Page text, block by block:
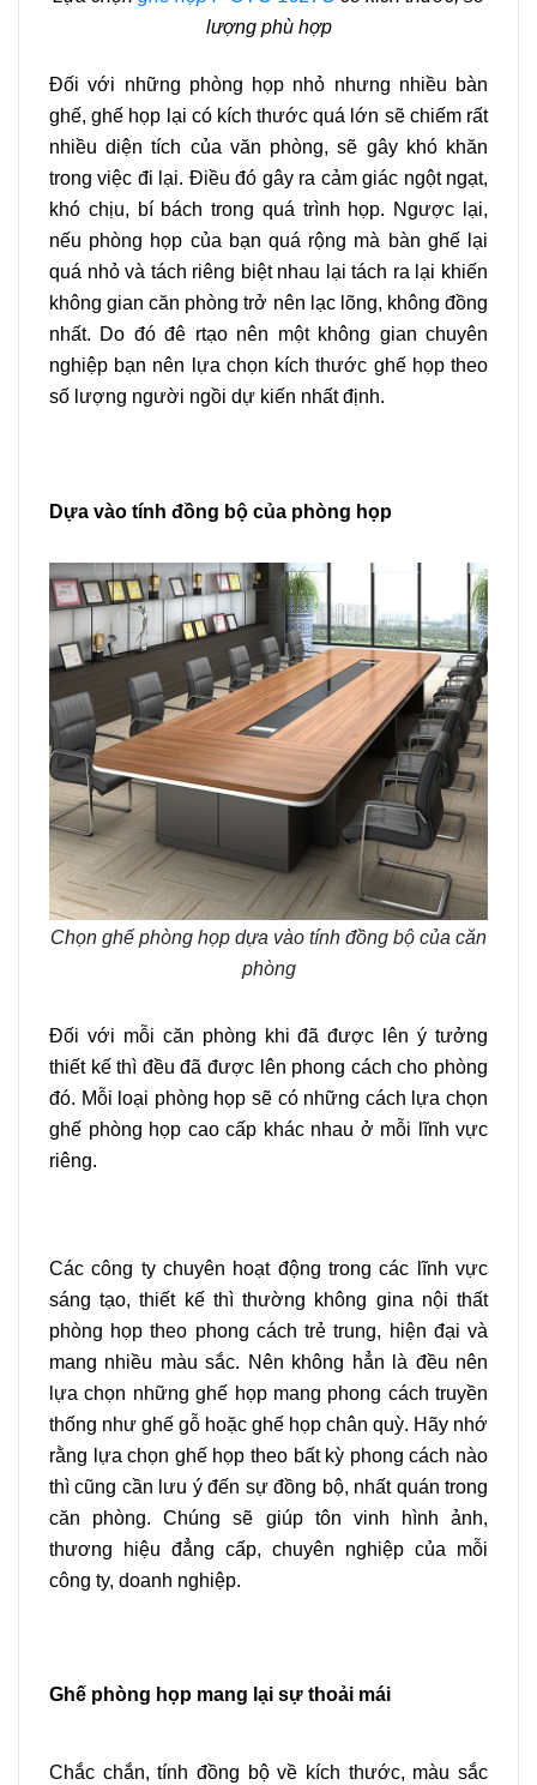
lượng phù hợp
Đối với những phòng họp nhỏ nhưng nhiều bàn
ghế, ghế họp lại có kích thước quá lớn sẽ chiếm rất
nhiều diện tích của văn phòng, sẽ gây khó khăn
trong việc đi lại. Điều đó gây ra cảm giác ngột ngạt,
khó chịu, bí bách trong quá trình họp. Ngược lại,
nếu phòng họp của bạn quá rộng mà bàn ghế lại
quá nhỏ và tách riêng biệt nhau lại tách ra lại khiến
không gian căn phòng trở nên lạc lõng, không đồng
nhất. Do đó đê rtạo nên một không gian chuyên
nghiệp bạn nên lựa chọn kích thước ghế họp theo
số lượng người ngồi dự kiến nhất định.
Dựa vào tính đồng bộ của phòng họp
Chọn ghế phòng họp dựa vào tính đồng bộ của căn
phòng
Đối với mỗi căn phòng khi đã được lên ý tưởng
thiết kế thì đều đã được lên phong cách cho phòng
đó. Mỗi loại phòng họp sẽ có những cách lựa chọn
ghế phòng họp cao cấp khác nhau ở mỗi lĩnh vực
riêng.
Các công ty chuyên hoạt động trong các lĩnh vực
sáng tạo, thiết kế thì thường không gina nội thất
phòng họp theo phong cách trẻ trung, hiện đại và
mang nhiều màu sắc. Nên không hẳn là đều nên
lựa chọn những ghế họp mang phong cách truyền
thống như ghế gỗ hoặc ghế họp chân quỳ. Hãy nhớ
rằng lựa chọn ghế họp theo bất kỳ phong cách nào
thì cũng cần lưu ý đến sự đồng bộ, nhất quán trong
căn phòng. Chúng sẽ giúp tôn vinh hình ảnh,
thương hiệu đẳng cấp, chuyên nghiệp của mỗi
công ty, doanh nghiệp.
Ghế phòng họp mang lại sự thoải mái
Chắc chắn, tính đồng bộ về kích thước, màu sắc